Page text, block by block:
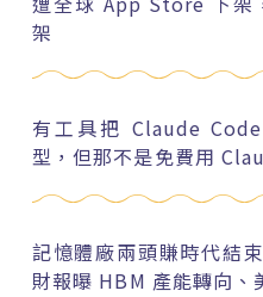
架
有工具把 Claude
型，但那不是免費用
記憶體廠兩頭賺時代結
財報曝 HBM 產能轉向、